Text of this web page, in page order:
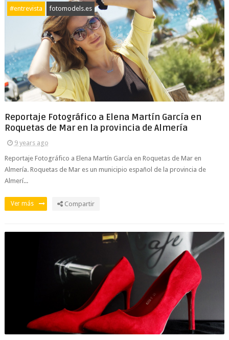
#entrevista fotomodels.es
Reportaje Fotográfico a Elena Martín García en
Roquetas de Mar en la provincia de Almería
9 years ago
Reportaje Fotográfico a Elena Martín García en Roquetas de Mar en
Almería. Roquetas de Mar es un municipio español de la provincia de
Almerí...
Ver más Compartir